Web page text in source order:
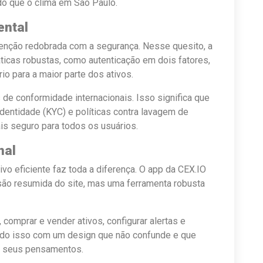
que o clima em São Paulo.
redobrada com a segurança. Nesse quesito, a
robustas, como autenticação em dois fatores,
para a maior parte dos ativos.
conformidade internacionais. Isso significa que
(KYC) e políticas contra lavagem de
seguro para todos os usuários.
eficiente faz toda a diferença. O app da CEX.IO
resumida do site, mas uma ferramenta robusta
e vender ativos, configurar alertas e
isso com um design que não confunde e que
pensamentos.